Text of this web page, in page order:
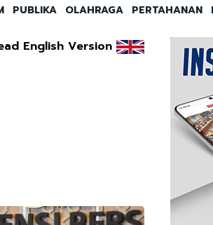
PUBLIKA OLAHRAGA PERTAHANAN
English Version